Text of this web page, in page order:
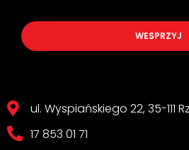
WESPRZYJ
ul. Wyspiańskiego 22, 35-111
17 853 01 71